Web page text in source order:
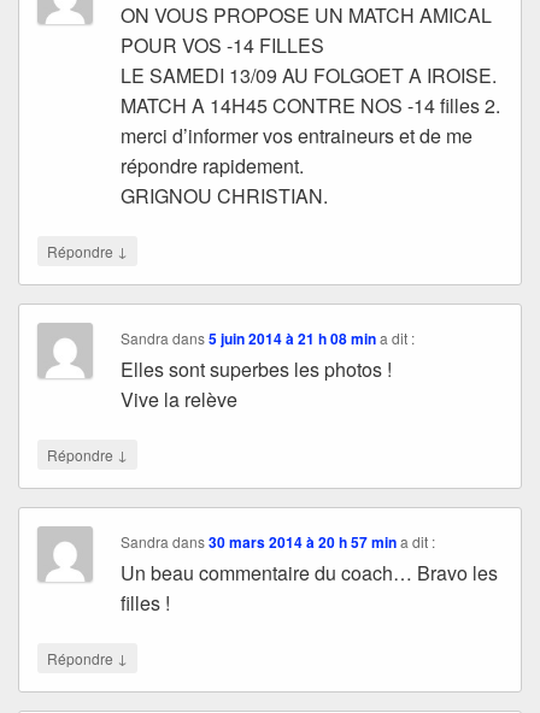
ON VOUS PROPOSE UN MATCH AMICAL
POUR VOS -14 FILLES
LE SAMEDI 13/09 AU FOLGOET A IROISE.
MATCH A 14H45 CONTRE NOS -14 filles 2.
merci d’informer vos entraineurs et de me
répondre rapidement.
GRIGNOU CHRISTIAN.
Répondre ↓
Sandra dans5 juin 2014 à 21 h 08 min a dit :
Elles sont superbes les photos !
Vive la relève
Répondre ↓
Sandra dans30 mars 2014 à 20 h 57 min a dit :
Un beau commentaire du coach… Bravo les
filles !
Répondre ↓